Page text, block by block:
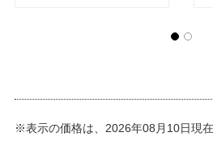
※表示の価格は、2026年08月10日現在